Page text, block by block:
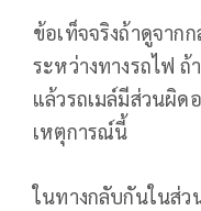
ข้อเท็จจริงถ้าดูจาก
ระหว่างทางรถไฟ
แล้วรถเมล์มีส่วนผิด
เหตุการณ์นี้
ในทางกลับกันในส่ว